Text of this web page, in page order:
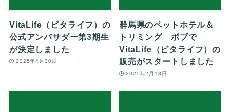
VitaLife（ビタライフ）の
公式アンバサダー第3期生
が決定しました
2025年4月30日
群馬県のペットホテル＆
トリミング ボブで
VitaLife（ビタライフ）の
販売がスタートしました
2025年2月18日